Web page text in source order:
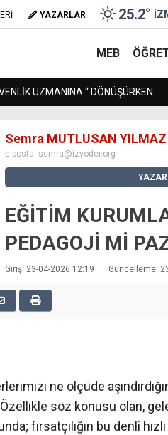
YAZARLAR 25.2°
MEB
UZMANINA “ DÖNÜŞÜRKEN
Semra MUTLUSAN YILMAZ
e-posta: semra@izvoder.org
EĞİTİM
PEDAGOJİ Mİ
Giriş: 23-04-2026 12:19 Güncelleme:
ne ölçüde
söz konusu olan,
fırsatçılığın bu denli